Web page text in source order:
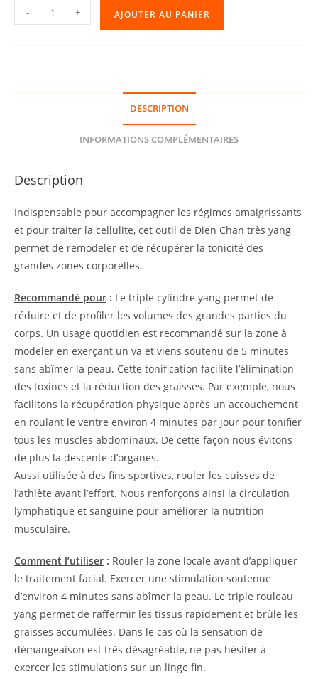
quantité
de
- + AJOUTER AU PANIER
DESCRIPTION
INFORMATIONS COMPLÉMENTAIRES
Description
Indispensable pour accompagner les régimes amaigrissants
et pour traiter la cellulite, cet outil de Dien Chan très yang
permet de remodeler et de récupérer la tonicité des
grandes zones corporelles.
Recommandé pour : Le triple cylindre yang permet de
réduire et de profiler les volumes des grandes parties du
corps. Un usage quotidien est recommandé sur la zone à
modeler en exerçant un va et viens soutenu de 5 minutes
sans abîmer la peau. Cette tonification facilite l’élimination
des toxines et la réduction des graisses. Par exemple, nous
facilitons la récupération physique après un accouchement
en roulant le ventre environ 4 minutes par jour pour tonifier
tous les muscles abdominaux. De cette façon nous évitons
de plus la descente d’organes.
Aussi utilisée à des fins sportives, rouler les cuisses de
l’athlète avant l’effort. Nous renforçons ainsi la circulation
lymphatique et sanguine pour améliorer la nutrition
musculaire.
Comment l’utiliser : Rouler la zone locale avant d’appliquer
le traitement facial. Exercer une stimulation soutenue
d’environ 4 minutes sans abîmer la peau. Le triple rouleau
yang permet de raffermir les tissus rapidement et brûle les
graisses accumulées. Dans le cas où la sensation de
démangeaison est très désagréable, ne pas hésiter à
exercer les stimulations sur un linge fin.